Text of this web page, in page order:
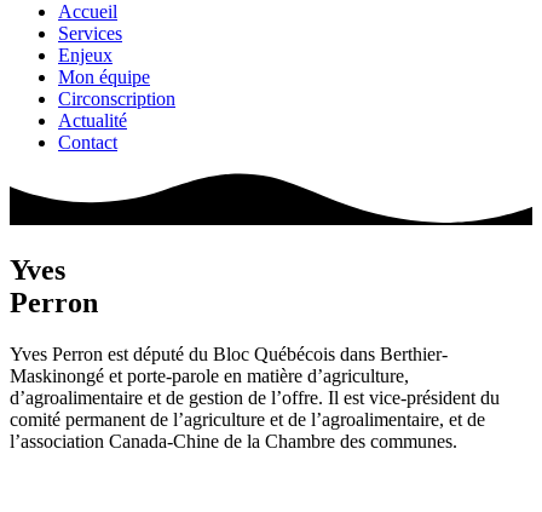
Accueil
Services
Enjeux
Mon équipe
Circonscription
Actualité
Contact
Yves
Perron
Yves Perron est député du Bloc Québécois dans Berthier-
Maskinongé et porte-parole en matière d’agriculture,
d’agroalimentaire et de gestion de l’offre. Il est vice-président du
comité permanent de l’agriculture et de l’agroalimentaire, et de
l’association Canada-Chine de la Chambre des communes.